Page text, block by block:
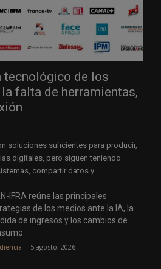
tecnológico de los
falta de herramientas,
soluciones suficientes para producir,
digitales, pero siguen teniendo
compartir datos y...
IFRA reúne las principales
de los medios ante la IA, la
de ingresos y los cambios de
5 agosto, 2026